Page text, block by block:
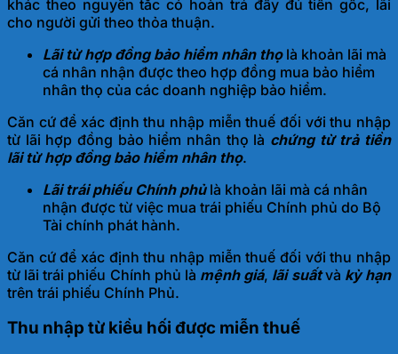
khác theo nguyên tắc có hoàn trả đầy đủ tiền gốc, lãi
cho người gửi theo thỏa thuận.
Lãi từ hợp đồng bảo hiểm nhân thọ là khoản lãi mà
cá nhân nhận được theo hợp đồng mua bảo hiểm
nhân thọ của các doanh nghiệp bảo hiểm.
Căn cứ để xác định thu nhập miễn thuế đối với thu nhập
từ lãi hợp đồng bảo hiểm nhân thọ là chứng từ trả tiền
lãi từ hợp đồng bảo hiểm nhân thọ.
Lãi trái phiếu Chính phủ là khoản lãi mà cá nhân
nhận được từ việc mua trái phiếu Chính phủ do Bộ
Tài chính phát hành.
Căn cứ để xác định thu nhập miễn thuế đối với thu nhập
từ lãi trái phiếu Chính phủ là mệnh giá, lãi suấtvà kỳ hạn
trên trái phiếu Chính Phủ.
Thu nhập từ kiều hối được miễn thuế